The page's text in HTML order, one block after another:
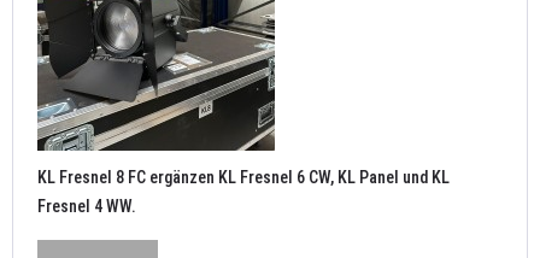
KL Fresnel 8 FC ergänzen KL Fresnel 6 CW, KL Panel und KL
Fresnel 4 WW.